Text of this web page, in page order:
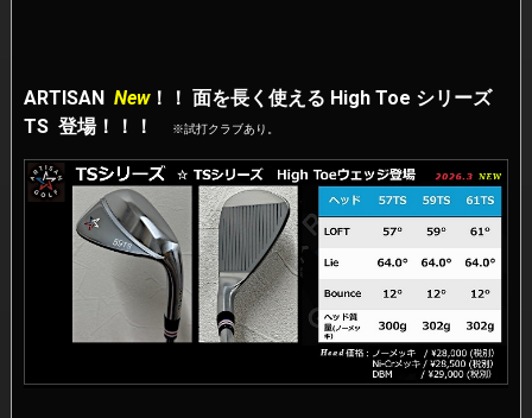
ARTISAN New！！ 面を長く使える High Toe シリーズ
TS 登場！！！
※試打クラブあり。